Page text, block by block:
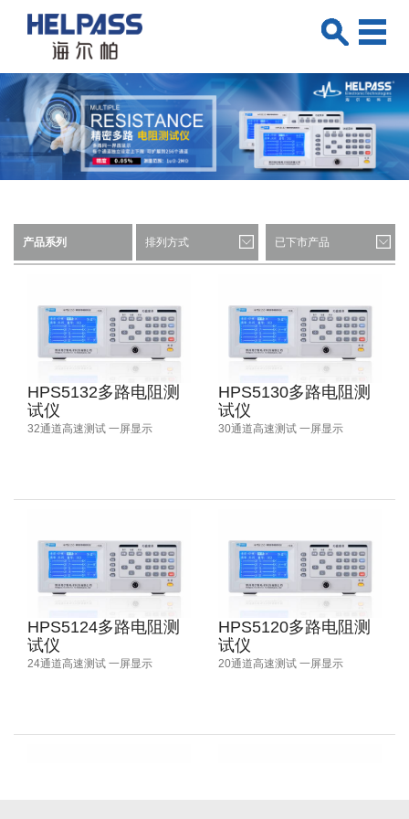
产品系列 排列方式 已下市产品
HPS5132多路电阻测
试仪
32通道高速测试 一屏显示
HPS5130多路电阻测
试仪
30通道高速测试 一屏显示
HPS5124多路电阻测
试仪
24通道高速测试 一屏显示
HPS5120多路电阻测
试仪
20通道高速测试 一屏显示